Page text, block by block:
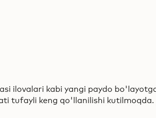
ilovalari kabi yangi paydo
tufayli keng qo'llanilishi kutilmoqda.